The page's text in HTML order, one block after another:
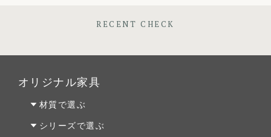
RECENT CHECK
オリジナル家具
材質で選ぶ
オーク材
シリーズで選ぶ